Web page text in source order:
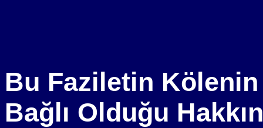
Bu Faziletin Kölenin
Bağlı Olduğu